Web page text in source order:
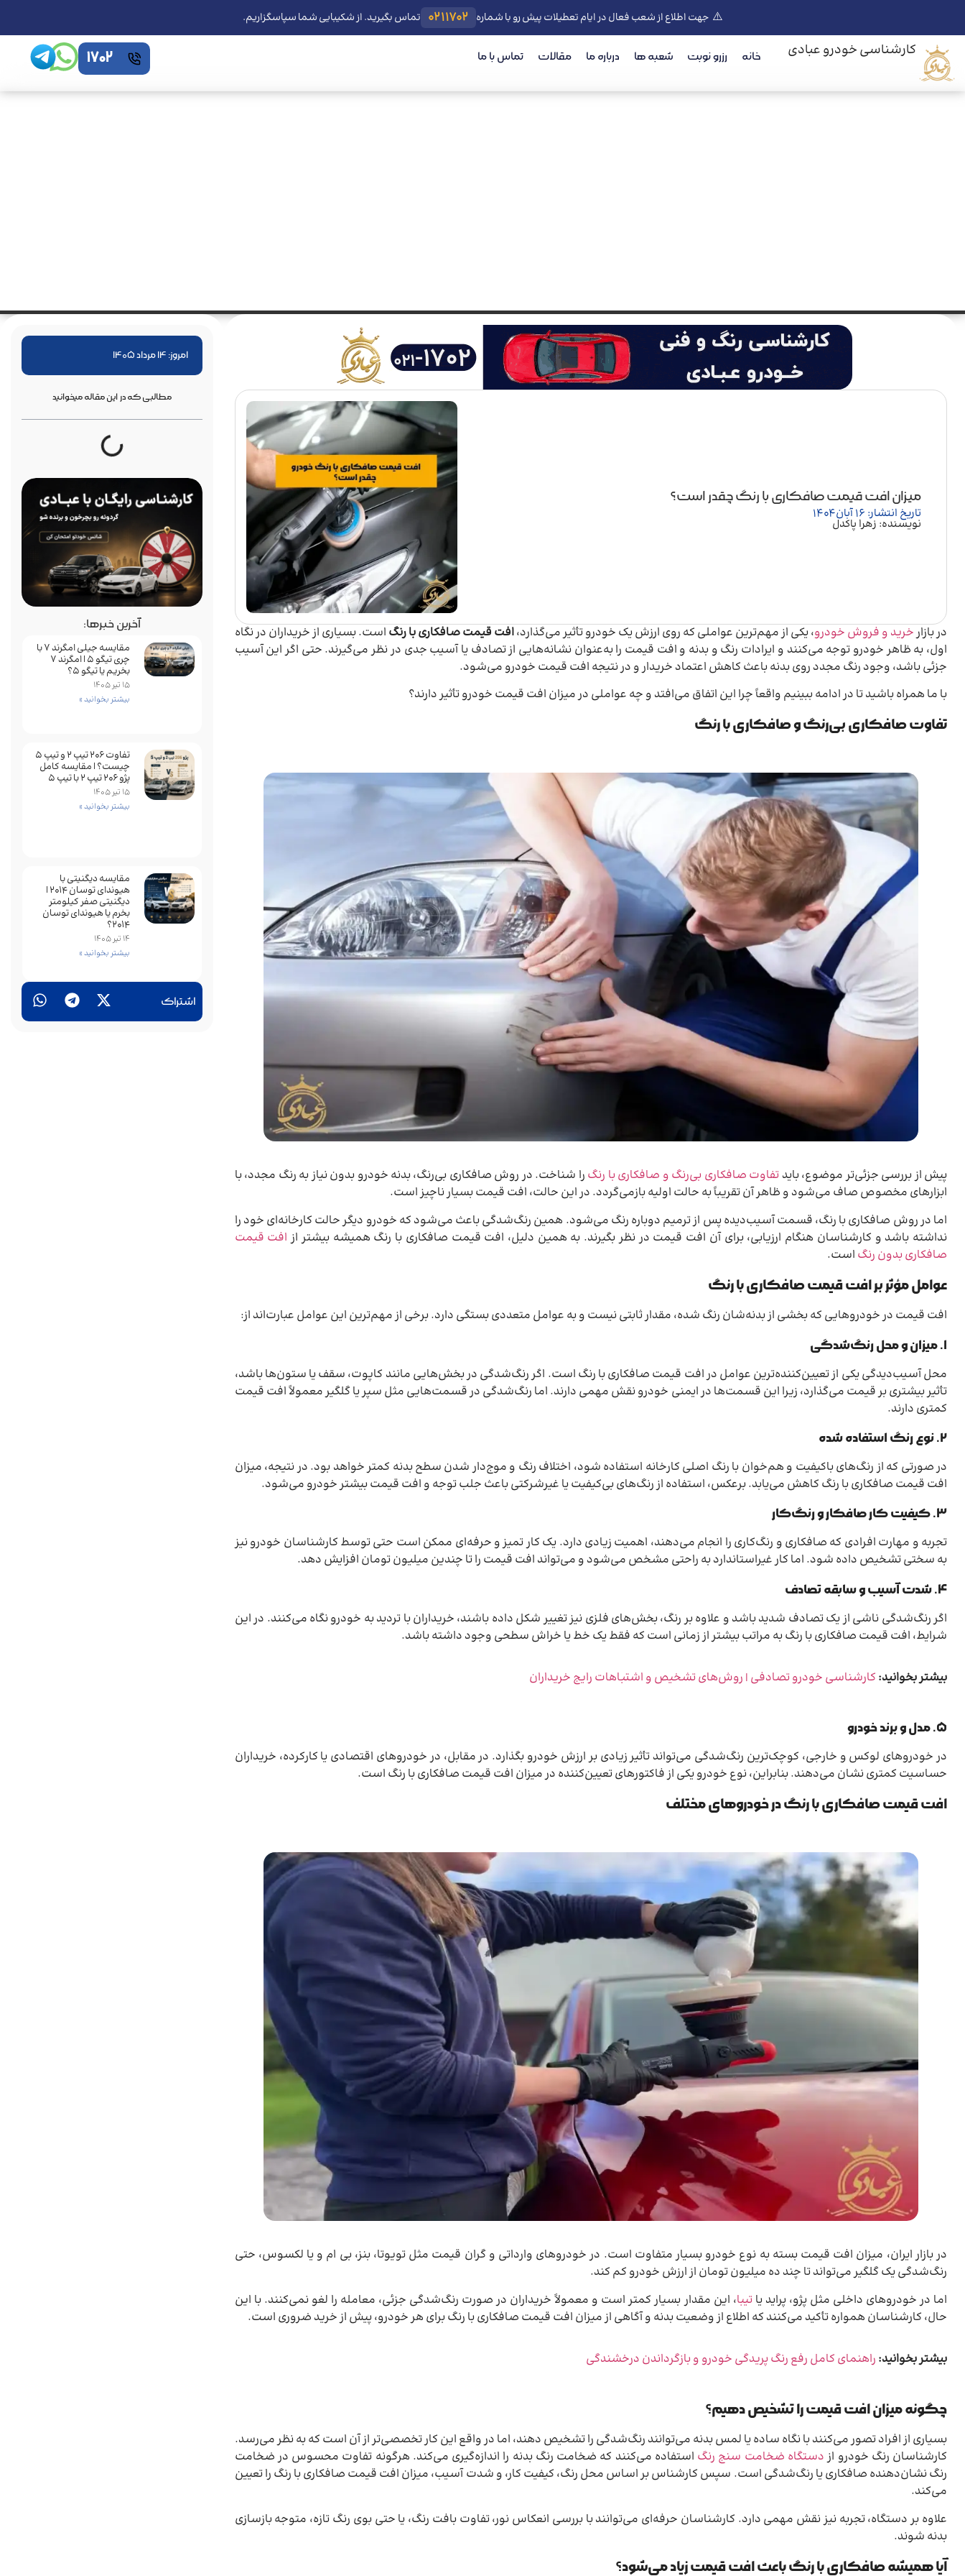
⚠️ جهت اطلاع از شعب فعال در ایام تعطیلات پیش رو با شماره 0211702 تماس بگیرید. از شکیبایی شما سپاسگزاریم.
کارشناسی خودرو عبادی خانه رزرو نوبت شعبه ها درباره ما مقالات تماس با ما 1702
میزان افت قیمت صافکاری با رنگ چقدر است؟
تاریخ انتشار: 16 آبان 1404
نویسنده: زهرا پاکدل
در بازارخرید و فروش خودرو، یکی از مهم‌ترین عواملی که روی ارزش یک خودرو تأثیر می‌گذارد،افت قیمت صافکاری با رنگ است. بسیاری از خریداران در نگاه
اول، به ظاهر خودرو توجه می‌کنند و ایرادات رنگ و بدنه و افت قیمت را به‌عنوان نشانه‌هایی از تصادف یا آسیب جدی در نظر می‌گیرند. حتی اگر این آسیب
جزئی باشد، وجود رنگ مجدد روی بدنه باعث کاهش اعتماد خریدار و در نتیجه افت قیمت خودرو می‌شود.
با ما همراه باشید تا در ادامه ببینیم واقعاً چرا این اتفاق می‌افتد و چه عواملی در میزان افت قیمت خودرو تأثیر دارند؟
تفاوت صافکاری بی‌رنگ و صافکاری با رنگ
پیش از بررسی جزئی‌تر موضوع، باید تفاوت صافکاری بی‌رنگ و صافکاری با رنگ را شناخت. در روش صافکاری بی‌رنگ، بدنه خودرو بدون نیاز به رنگ مجدد، با
ابزارهای مخصوص صاف می‌شود و ظاهر آن تقریباً به حالت اولیه بازمی‌گردد. در این حالت، افت قیمت بسیار ناچیز است.
اما در روش صافکاری با رنگ، قسمت آسیب‌دیده پس از ترمیم دوباره رنگ می‌شود. همین رنگ‌شدگی باعث می‌شود که خودرو دیگر حالت کارخانه‌ای خود را
نداشته باشد و کارشناسان هنگام ارزیابی، برای آن افت قیمت در نظر بگیرند. به همین دلیل، افت قیمت صافکاری با رنگ همیشه بیشتر از افت قیمت
صافکاری بدون رنگ است.
عوامل مؤثر بر افت قیمت صافکاری با رنگ
افت قیمت در خودروهایی که بخشی از بدنه‌شان رنگ شده، مقدار ثابتی نیست و به عوامل متعددی بستگی دارد. برخی از مهم‌ترین این عوامل عبارت‌اند از:
۱. میزان و محل رنگ‌شدگی
محل آسیب‌دیدگی یکی از تعیین‌کننده‌ترین عوامل در افت قیمت صافکاری با رنگ است. اگر رنگ‌شدگی در بخش‌هایی مانند کاپوت، سقف یا ستون‌ها باشد،
تأثیر بیشتری بر قیمت می‌گذارد، زیرا این قسمت‌ها در ایمنی خودرو نقش مهمی دارند. اما رنگ‌شدگی در قسمت‌هایی مثل سپر یا گلگیر معمولاً افت قیمت
کمتری دارند.
۲. نوع رنگ استفاده شده
در صورتی که از رنگ‌های باکیفیت و هم‌خوان با رنگ اصلی کارخانه استفاده شود، اختلاف رنگ و موج‌دار شدن سطح بدنه کمتر خواهد بود. در نتیجه، میزان
افت قیمت صافکاری با رنگ کاهش می‌یابد. برعکس، استفاده از رنگ‌های بی‌کیفیت یا غیرشرکتی باعث جلب توجه و افت قیمت بیشتر خودرو می‌شود.
۳. کیفیت کار صافکار و رنگ‌کار
تجربه و مهارت افرادی که صافکاری و رنگ‌کاری را انجام می‌دهند، اهمیت زیادی دارد. یک کار تمیز و حرفه‌ای ممکن است حتی توسط کارشناسان خودرو نیز
به سختی تشخیص داده شود. اما کار غیراستاندارد به راحتی مشخص می‌شود و می‌تواند افت قیمت را تا چندین میلیون تومان افزایش دهد.
۴. شدت آسیب و سابقه تصادف
اگر رنگ‌شدگی ناشی از یک تصادف شدید باشد و علاوه بر رنگ، بخش‌های فلزی نیز تغییر شکل داده باشند، خریداران با تردید به خودرو نگاه می‌کنند. در این
شرایط، افت قیمت صافکاری با رنگ به مراتب بیشتر از زمانی است که فقط یک خط یا خراش سطحی وجود داشته باشد.
بیشتر بخوانید: کارشناسی خودرو تصادفی | روش‌های تشخیص و اشتباهات رایج خریداران
۵. مدل و برند خودرو
در خودروهای لوکس و خارجی، کوچک‌ترین رنگ‌شدگی می‌تواند تأثیر زیادی بر ارزش خودرو بگذارد. در مقابل، در خودروهای اقتصادی یا کارکرده، خریداران
حساسیت کمتری نشان می‌دهند. بنابراین، نوع خودرو یکی از فاکتورهای تعیین‌کننده در میزان افت قیمت صافکاری با رنگ است.
افت قیمت صافکاری با رنگ در خودروهای مختلف
در بازار ایران، میزان افت قیمت بسته به نوع خودرو بسیار متفاوت است. در خودروهای وارداتی و گران قیمت مثل تویوتا، بنز، بی ام و یا لکسوس، حتی
رنگ‌شدگی یک گلگیر می‌تواند تا چند ده میلیون تومان از ارزش خودرو کم کند.
اما در خودروهای داخلی مثل پژو، پراید یا تیبا، این مقدار بسیار کمتر است و معمولاً خریداران در صورت رنگ‌شدگی جزئی، معامله را لغو نمی‌کنند. با این
حال، کارشناسان همواره تأکید می‌کنند که اطلاع از وضعیت بدنه و آگاهی از میزان افت قیمت صافکاری با رنگ برای هر خودرو، پیش از خرید ضروری است.
بیشتر بخوانید: راهنمای کامل رفع رنگ پریدگی خودرو و بازگرداندن درخشندگی
چگونه میزان افت قیمت را تشخیص دهیم؟
بسیاری از افراد تصور می‌کنند با نگاه ساده یا لمس بدنه می‌توانند رنگ‌شدگی را تشخیص دهند، اما در واقع این کار تخصصی‌تر از آن است که به نظر می‌رسد.
کارشناسان رنگ خودرو ازدستگاه ضخامت سنج رنگ استفاده می‌کنند که ضخامت رنگ بدنه را اندازه‌گیری می‌کند. هرگونه تفاوت محسوس در ضخامت
رنگ نشان‌دهنده صافکاری یا رنگ‌شدگی است. سپس کارشناس بر اساس محل رنگ، کیفیت کار، و شدت آسیب، میزان افت قیمت صافکاری با رنگ را تعیین
می‌کند.
علاوه بر دستگاه، تجربه نیز نقش مهمی دارد. کارشناسان حرفه‌ای می‌توانند با بررسی انعکاس نور، تفاوت بافت رنگ، یا حتی بوی رنگ تازه، متوجه بازسازی
بدنه شوند.
آیا همیشه صافکاری با رنگ باعث افت قیمت زیاد می‌شود؟
اشتراک
امروز: 14 مرداد 1405
آخرین خبرها:
مقایسه جیلی امگرند 7 با
چری تیگو 5 | امگرند 7
بخریم یا تیگو 5؟
15 تیر 1405
بیشتر بخوانید »
تفاوت ۲۰۶ تیپ ۲ و تیپ ۵
چیست؟ | مقایسه کامل
پژو ۲۰۶ تیپ ۲ با تیپ ۵
15 تیر 1405
بیشتر بخوانید »
مقایسه دیگنیتی با
هیوندای توسان 2014 |
دیگنیتی صفر کیلومتر
بخرم یا هیوندای توسان
2014؟
14 تیر 1405
بیشتر بخوانید »
مطالبی که در این مقاله میخوانید